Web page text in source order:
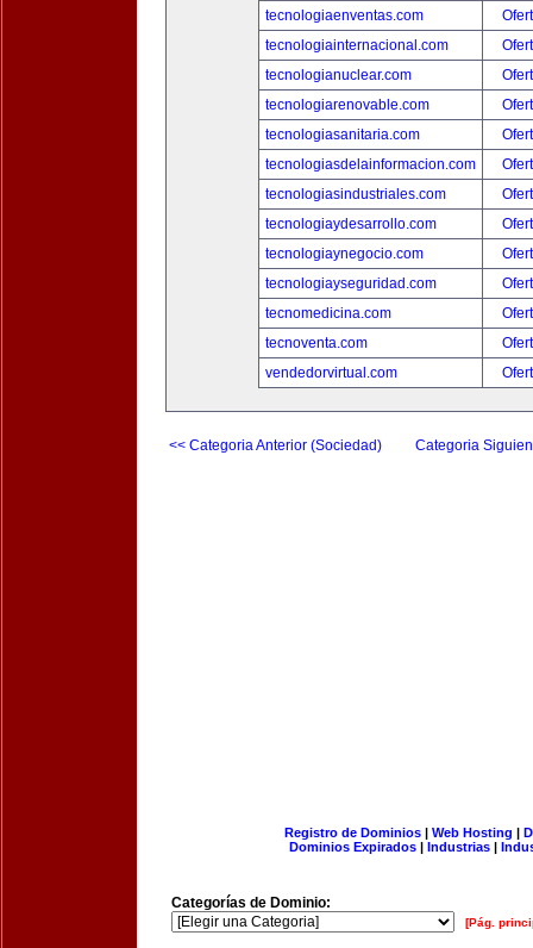
tecnologiaenventas.com
tecnologiainternacional.com
tecnologianuclear.com
tecnologiarenovable.com
tecnologiasanitaria.com
tecnologiasdelainformacion.com
tecnologiasindustriales.com
tecnologiaydesarrollo.com
tecnologiaynegocio.com
tecnologiayseguridad.com
tecnomedicina.com
tecnoventa.com
vendedorvirtual.com
<< Categoria Anterior (Sociedad) Categoria
Registro de Dominios| Web Hosting |
Dominios Expirados | Industrias |
Categorías de Dominio:
[Pág.